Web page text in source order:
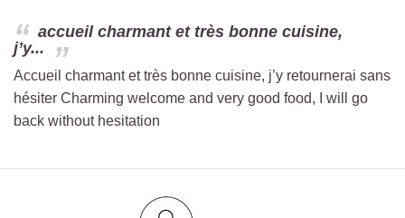
accueil charmant et très bonne cuisine,
j’y...
Accueil charmant et très bonne cuisine, j’y retournerai sans
hésiter Charming welcome and very good food, I will go
back without hesitation